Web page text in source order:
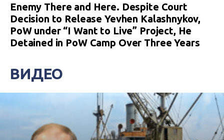
Enemy There and Here. Despite Court
Decision to Release Yevhen Kalashnykov,
PoW under “I Want to Live” Project, He
Detained in PoW Camp Over Three Years
ВИДЕО